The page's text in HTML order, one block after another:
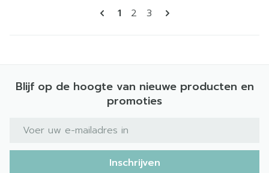
Pagina's
U lees momenteel pagina
1 Pagina
2 Pagina
3
Blijf op de hoogte van nieuwe producten en
promoties
E-mail adres
Inschrijven